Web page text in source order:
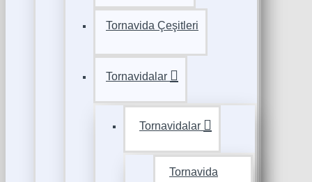
Tornavida Çeşitleri
Tornavidalar
Tornavidalar
Tornavida